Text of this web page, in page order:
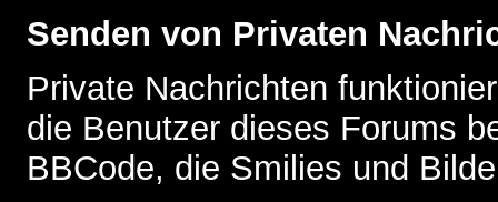
Senden von Privaten
Private Nachrichten
die Benutzer dieses Forums
BBCode, die Smilies und